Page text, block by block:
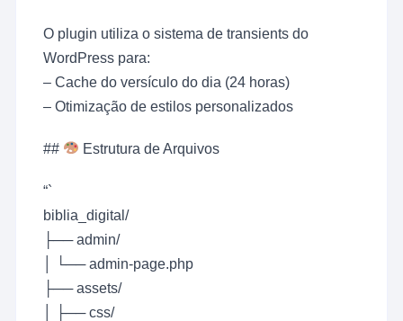
O plugin utiliza o sistema de transients do
WordPress para:
– Cache do versículo do dia (24 horas)
– Otimização de estilos personalizados
## Estrutura de Arquivos
“`
biblia_digital/
├── admin/
│ └── admin-page.php
├── assets/
│ ├── css/